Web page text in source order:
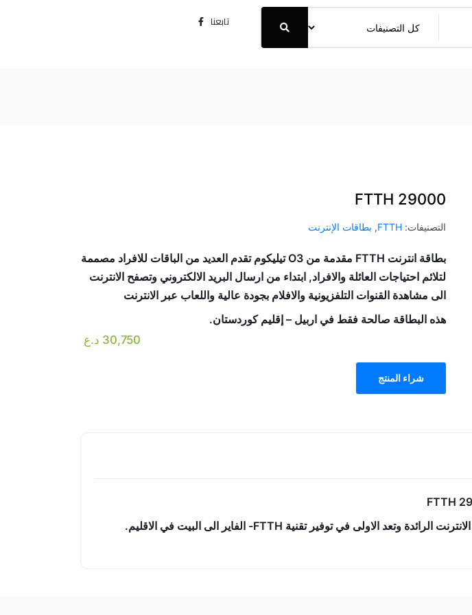
تابعنا
FTTH 29000
التصنيفات:FTTH
, بطاقات الإنترنت
بطاقة انترنت FTTH مقدمة من O3 تيليكوم تقدم العديد من الباقات للافراد مصممة
لتلائم احتياجات العائلة والافراد, ابتداء من ارسال البريد الالكتروني وتصفح الانترنت
الى مشاهدة القنوات التلفزيونية والافلام بجودة عالية واللعاب عبر الانترنت
هذه البطاقة صالحة فقط في اربيل – إقليم كوردستان.
30,750 د.ع
شراء المنتج
FTTH